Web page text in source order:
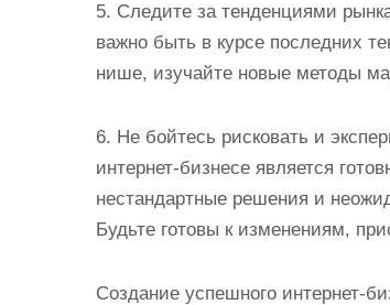
5. Следите за тенденциями
важно быть в курсе последних
нише, изучайте новые методы
6. Не бойтесь рисковать и
интернет-бизнесе является
нестандартные решения и
Будьте готовы к изменениям,
Создание успешного интернет-